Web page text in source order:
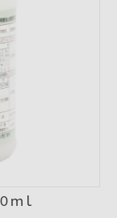
ｍｌ